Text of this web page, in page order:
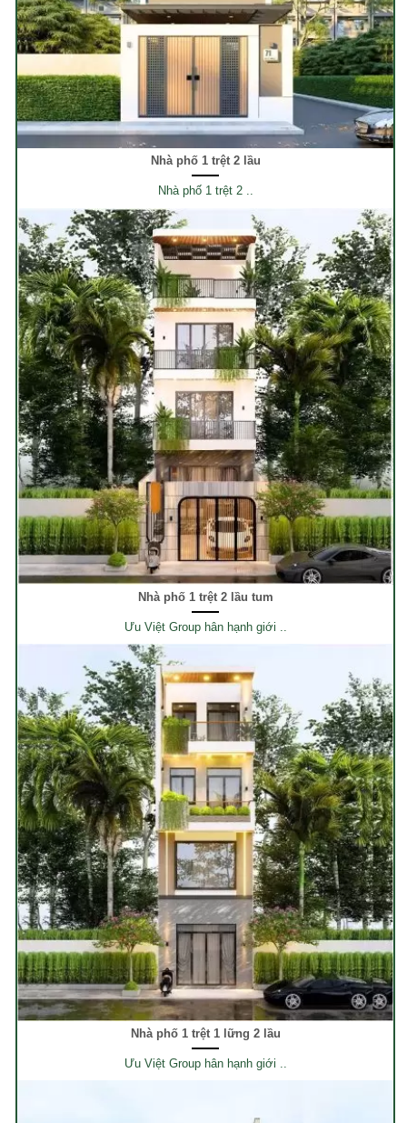
Nhà phố 1 trệt 2 lầu
Nhà phố 1 trệt 2 ..
Nhà phố 1 trệt 2 lầu tum
Ưu Việt Group hân hạnh giới ..
Nhà phố 1 trệt 1 lững 2 lầu
Ưu Việt Group hân hạnh giới ..